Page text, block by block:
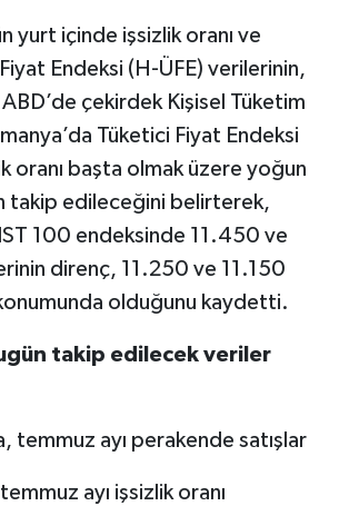
yurt içinde işsizlik oranı ve
Endeksi (H-ÜFE) verilerinin,
ABD’de çekirdek Kişisel Tüketim
Tüketici Fiyat Endeksi
oranı başta olmak üzere yoğun
takip edileceğini belirterek,
100 endeksinde 11.450 ve
direnç, 11.250 ve 11.150
olduğunu kaydetti.
takip edilecek veriler
temmuz ayı perakende satışlar
ayı işsizlik oranı